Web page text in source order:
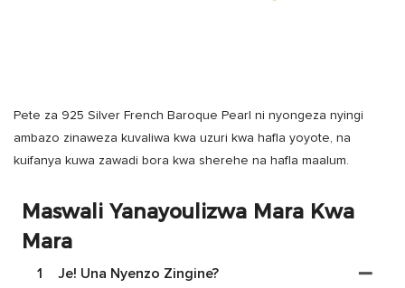
Pete za 925 Silver French Baroque Pearl ni nyongeza nyingi
ambazo zinaweza kuvaliwa kwa uzuri kwa hafla yoyote, na
kuifanya kuwa zawadi bora kwa sherehe na hafla maalum.
Maswali Yanayoulizwa Mara Kwa
Mara
1 Je! Una Nyenzo Zingine?